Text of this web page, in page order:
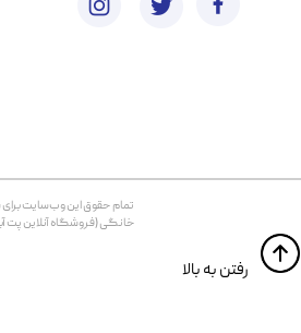
تمام حقوق اين وب‌سايت
خانگی (فروشگاه آنلاین پت آباد)
​​رفتن به بالا